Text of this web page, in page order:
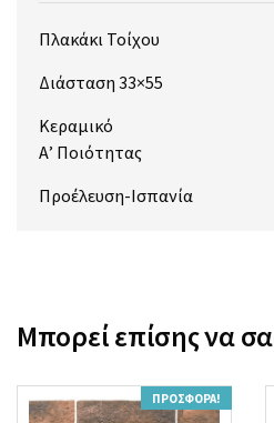
Πλακάκι Τοίχου
Διάσταση 33×55
Κεραμικό
Α’ Ποιότητας
Προέλευση-Ισπανία
Μπορεί επίσης να
ΠΡΟΣΦΟΡΆ!